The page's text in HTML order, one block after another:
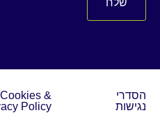
הסדרי
נגישות
Cookies &
Policy